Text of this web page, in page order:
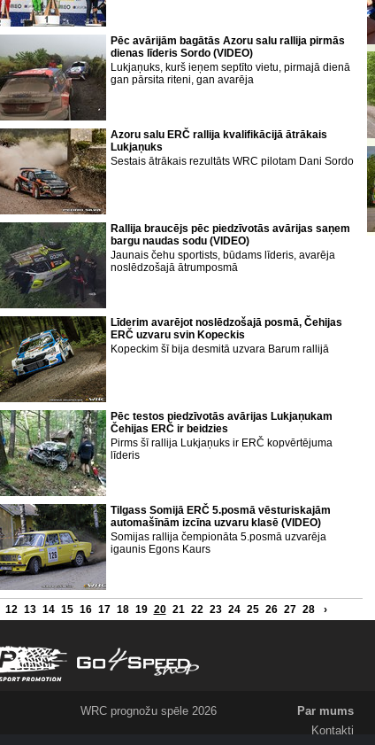
Pēc avārijām bagātās Azoru salu rallija pirmās
dienas līderis Sordo (VIDEO)
Lukjaņuks, kurš ieņem septīto vietu, pirmajā dienā
gan pārsita riteni, gan avarēja
Azoru salu ERČ rallija kvalifikācijā ātrākais
Lukjaņuks
Sestais ātrākais rezultāts WRC pilotam Dani Sordo
Rallija braucējs pēc piedzīvotās avārijas saņem
bargu naudas sodu (VIDEO)
Jaunais čehu sportists, būdams līderis, avarēja
noslēdzošajā ātrumposmā
Līderim avarējot noslēdzošajā posmā, Čehijas
ERČ uzvaru svin Kopeckis
Kopeckim šī bija desmitā uzvara Barum rallijā
Pēc testos piedzīvotās avārijas Lukjaņukam
Čehijas ERČ ir beidzies
Pirms šī rallija Lukjaņuks ir ERČ kopvērtējuma
līderis
Tilgass Somijā ERČ 5.posmā vēsturiskajām
automašīnām izcīna uzvaru klasē (VIDEO)
Somijas rallija čempionāta 5.posmā uzvarēja
igaunis Egons Kaurs
12 13 14 15 16 17 18 19 20 21 22 23 24 25 26 27 28 ›
WRC prognožu spēle 2026
Par mums
Kontakti